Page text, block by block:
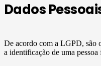
Dados
De acordo com a LGPD, são
a identificação de uma pessoa